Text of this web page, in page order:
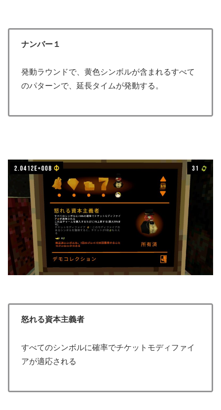
ナンバー１
発動ラウンドで、黄色シンボルが含まれるすべて
のパターンで、延長タイムが発動する。
怒れる資本主義者
すべてのシンボルに確率でチケットモディファイ
アが適応される